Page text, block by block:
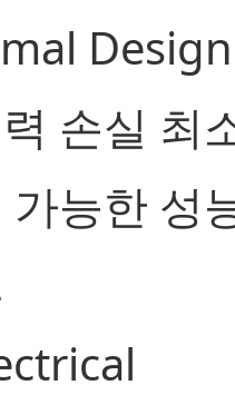
손실 최
가능한 성